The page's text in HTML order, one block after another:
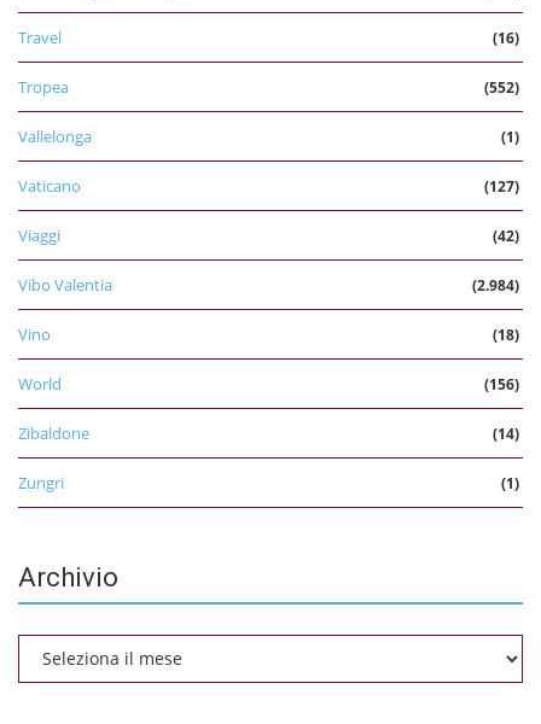
Travel (16)
Tropea (552)
Vallelonga (1)
Vaticano (127)
Viaggi (42)
Vibo Valentia (2.984)
Vino (18)
World (156)
Zibaldone (14)
Zungri (1)
Archivio
Archivio